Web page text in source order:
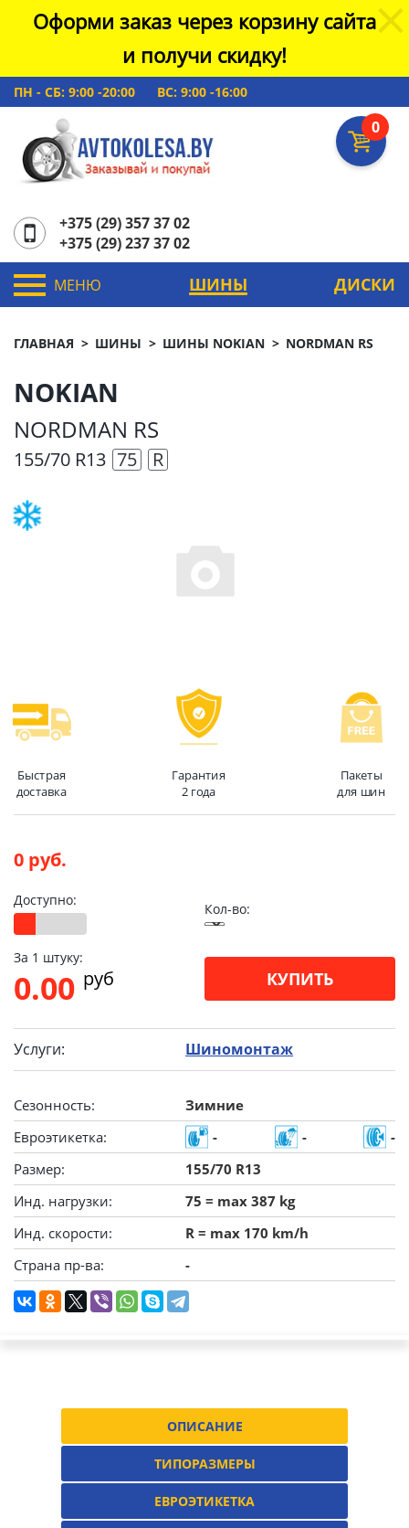
Оформи заказ через корзину сайта
и получи скидку!
ПН - СБ: 9:00 -20:00 ВС: 9:00 -16:00
0
+375 (29) 357 37 02
+375 (29) 237 37 02
МЕНЮ ШИНЫ ДИСКИ
ГЛАВНАЯ ШИНЫ ШИНЫ NOKIAN NORDMAN RS
NOKIAN
NORDMAN RS
155/70 R13 75 R
Быстрая
доставка
Гарантия
2 года
Пакеты
для шин
0 руб.
Доступно:
Кол-во:
За 1 штуку:
0.00 pуб КУПИТЬ
Услуги: Шиномонтаж
Сезонность:
Зимние
Евроэтикетка:
- -
-
Размер:
155/70 R13
Инд. нагрузки:
75 = max 387 kg
Инд. скорости:
R = max 170 km/h
Страна пр-ва:
-
ОПИСАНИЕ
ТИПОРАЗМЕРЫ
ЕВРОЭТИКЕТКА